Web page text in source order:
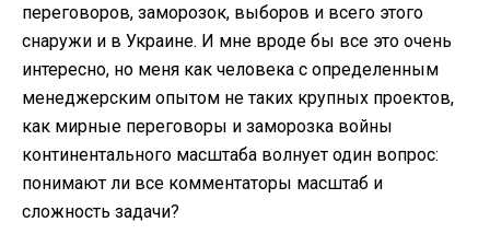
переговоров, заморозок, выборов и всего этого
снаружи и в Украине. И мне вроде бы все это очень
интересно, но меня как человека с определенным
менеджерским опытом не таких крупных проектов,
как мирные переговоры и заморозка войны
континентального масштаба волнует один вопрос:
понимают ли все комментаторы масштаб и
сложность задачи?